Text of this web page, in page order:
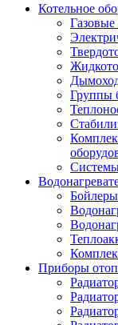
Котельное
Группы
Бойлеры
Приборы